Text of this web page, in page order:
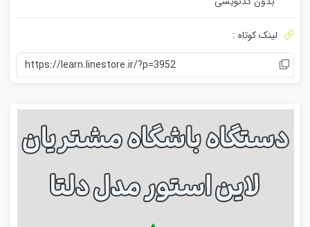
لینک کوتاه :
https://learn.linestore.ir/?p=3952